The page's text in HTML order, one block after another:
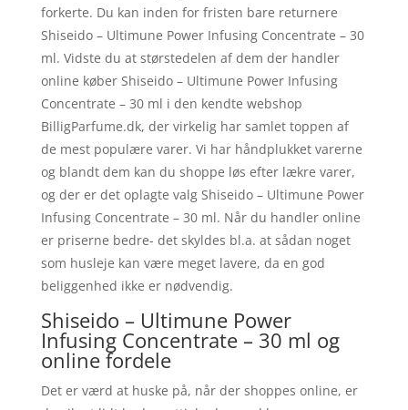
forkerte. Du kan inden for fristen bare returnere
Shiseido – Ultimune Power Infusing Concentrate – 30
ml. Vidste du at størstedelen af dem der handler
online køber Shiseido – Ultimune Power Infusing
Concentrate – 30 ml i den kendte webshop
BilligParfume.dk, der virkelig har samlet toppen af
de mest populære varer. Vi har håndplukket varerne
og blandt dem kan du shoppe løs efter lækre varer,
og der er det oplagte valg Shiseido – Ultimune Power
Infusing Concentrate – 30 ml. Når du handler online
er priserne bedre- det skyldes bl.a. at sådan noget
som husleje kan være meget lavere, da en god
beliggenhed ikke er nødvendig.
Shiseido – Ultimune Power
Infusing Concentrate – 30 ml og
online fordele
Det er værd at huske på, når der shoppes online, er